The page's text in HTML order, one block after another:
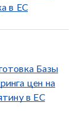
в ЕС
Базы
цен на
в ЕС